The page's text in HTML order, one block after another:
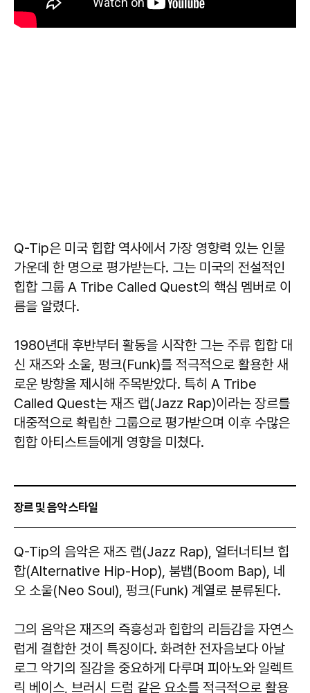
Q-Tip은 미국 힙합 역사에서 가장 영향력 있는 인물
가운데 한 명으로 평가받는다. 그는 미국의 전설적인
힙합 그룹 A Tribe Called Quest의 핵심 멤버로 이
름을 알렸다.
1980년대 후반부터 활동을 시작한 그는 주류 힙합 대
신 재즈와 소울, 펑크(Funk)를 적극적으로 활용한 새
로운 방향을 제시해 주목받았다. 특히 A Tribe
Called Quest는 재즈 랩(Jazz Rap)이라는 장르를
대중적으로 확립한 그룹으로 평가받으며 이후 수많은
힙합 아티스트들에게 영향을 미쳤다.
장르 및 음악 스타일
Q-Tip의 음악은 재즈 랩(Jazz Rap), 얼터너티브 힙
합(Alternative Hip-Hop), 붐뱁(Boom Bap), 네
오 소울(Neo Soul), 펑크(Funk) 계열로 분류된다.
그의 음악은 재즈의 즉흥성과 힙합의 리듬감을 자연스
럽게 결합한 것이 특징이다. 화려한 전자음보다 아날
로그 악기의 질감을 중요하게 다루며 피아노와 일렉트
릭 베이스, 브러시 드럼 같은 요소를 적극적으로 활용